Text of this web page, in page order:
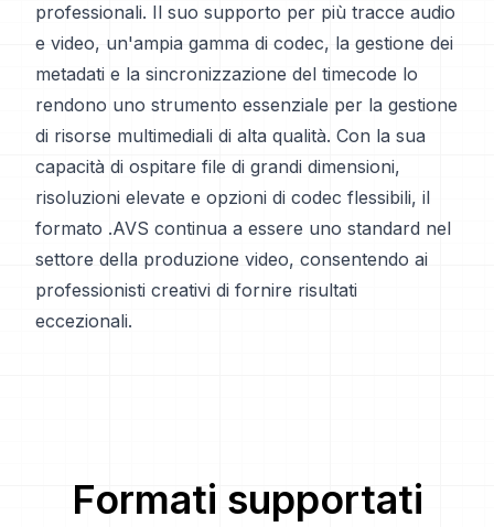
professionali. Il suo supporto per più tracce audio
e video, un'ampia gamma di codec, la gestione dei
metadati e la sincronizzazione del timecode lo
rendono uno strumento essenziale per la gestione
di risorse multimediali di alta qualità. Con la sua
capacità di ospitare file di grandi dimensioni,
risoluzioni elevate e opzioni di codec flessibili, il
formato .AVS continua a essere uno standard nel
settore della produzione video, consentendo ai
professionisti creativi di fornire risultati
eccezionali.
Formati supportati